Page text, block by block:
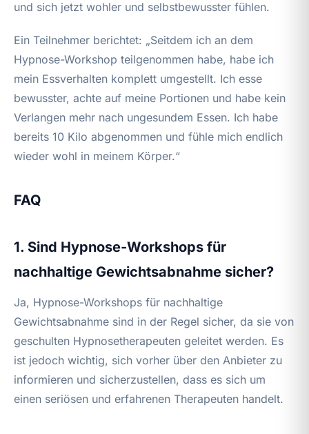
und sich jetzt wohler und selbstbewusster fühlen.
Ein Teilnehmer berichtet: „Seitdem ich an dem
Hypnose-Workshop teilgenommen habe, habe ich
mein Essverhalten komplett umgestellt. Ich esse
bewusster, achte auf meine Portionen und habe kein
Verlangen mehr nach ungesundem Essen. Ich habe
bereits 10 Kilo abgenommen und fühle mich endlich
wieder wohl in meinem Körper.“
FAQ
1. Sind Hypnose-Workshops für
nachhaltige Gewichtsabnahme sicher?
Ja, Hypnose-Workshops für nachhaltige
Gewichtsabnahme sind in der Regel sicher, da sie von
geschulten Hypnosetherapeuten geleitet werden. Es
ist jedoch wichtig, sich vorher über den Anbieter zu
informieren und sicherzustellen, dass es sich um
einen seriösen und erfahrenen Therapeuten handelt.